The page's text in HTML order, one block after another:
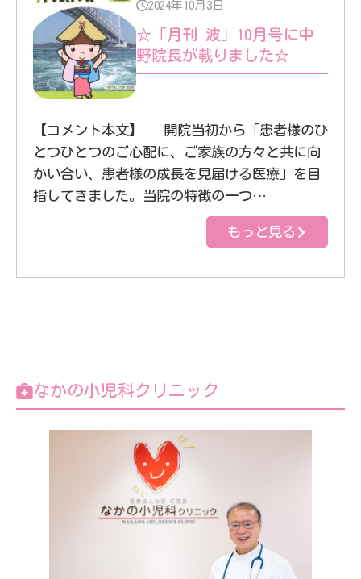
2024年10月3日
☆「月刊 波」10月号に中
野院長が載りました☆
【コメント本文】 開院当初から「患者様のひ
とつひとつのご心配に、ご家族の方々と共に向
かい合い、患者様の成長を見届ける医療」を目
指してきました。当院の特徴の一つ…
もっと見る
なかの小児科クリニック